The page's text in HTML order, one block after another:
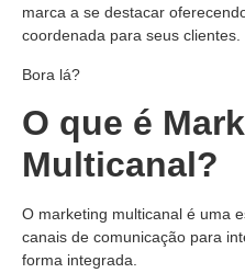
marca a se destacar
coordenada para seus clientes.
Bora lá?
O que é
Multicanal?
O marketing multicanal é uma
canais de comunicação para
forma integrada.